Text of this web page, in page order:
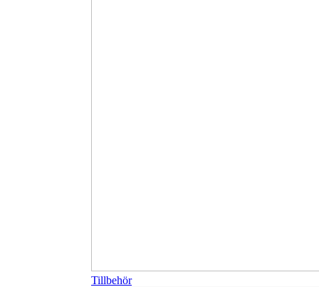
Tillbehör